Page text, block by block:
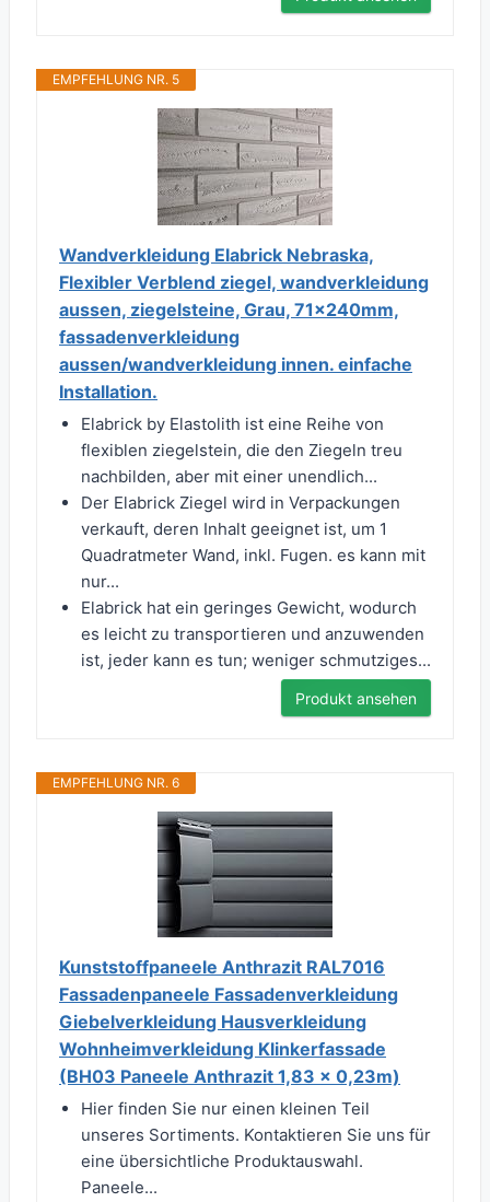
EMPFEHLUNG NR. 5
Wandverkleidung Elabrick Nebraska,
Flexibler Verblend ziegel, wandverkleidung
aussen, ziegelsteine, Grau, 71x240mm,
fassadenverkleidung
aussen/wandverkleidung innen. einfache
Installation.
Elabrick by Elastolith ist eine Reihe von
flexiblen ziegelstein, die den Ziegeln treu
nachbilden, aber mit einer unendlich...
Der Elabrick Ziegel wird in Verpackungen
verkauft, deren Inhalt geeignet ist, um 1
Quadratmeter Wand, inkl. Fugen. es kann mit
nur...
Elabrick hat ein geringes Gewicht, wodurch
es leicht zu transportieren und anzuwenden
ist, jeder kann es tun; weniger schmutziges...
Produkt ansehen
EMPFEHLUNG NR. 6
Kunststoffpaneele Anthrazit RAL7016
Fassadenpaneele Fassadenverkleidung
Giebelverkleidung Hausverkleidung
Wohnheimverkleidung Klinkerfassade
(BH03 Paneele Anthrazit 1,83 x 0,23m)
Hier finden Sie nur einen kleinen Teil
unseres Sortiments. Kontaktieren Sie uns für
eine übersichtliche Produktauswahl.
Paneele...